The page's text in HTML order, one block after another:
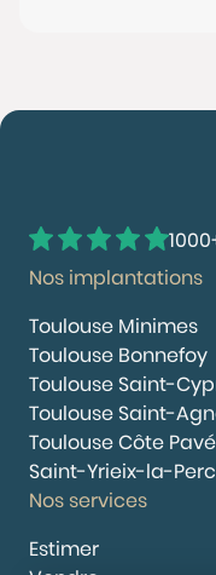
Nos implantations
Toulouse Minimes
Toulouse Bonnefoy
Toulouse Saint-
Toulouse Saint-
Toulouse Côte
Saint-Yrieix-la-
Nos services
Estimer